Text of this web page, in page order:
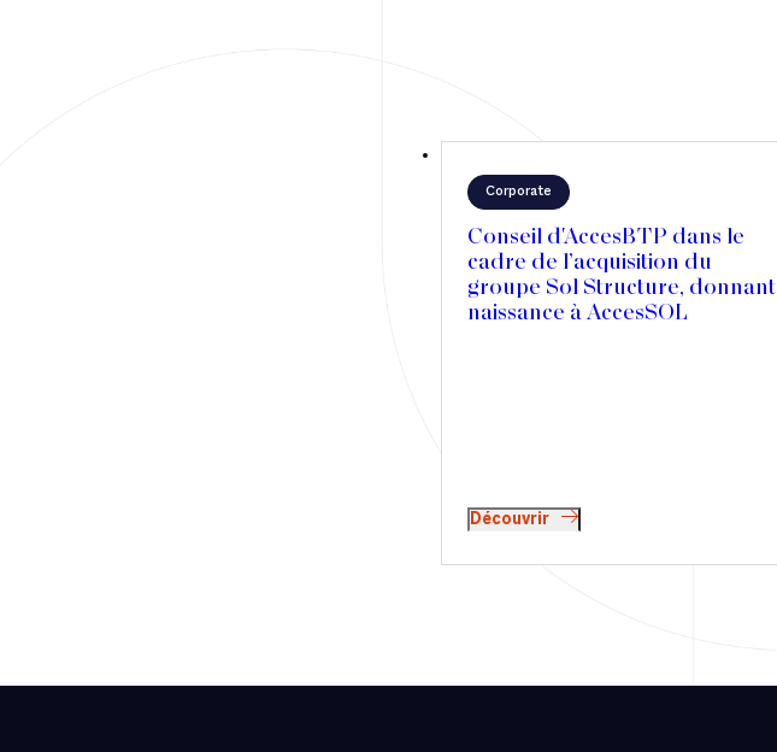
Corporate
Conseil d'AccesBTP dans le
cadre de l’acquisition du
groupe Sol Structure, donnant
naissance à AccesSOL
Découvrir